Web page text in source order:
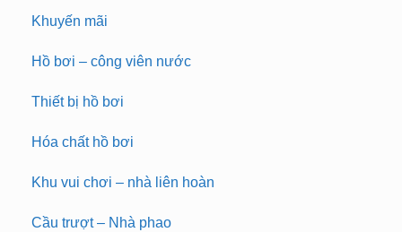
Khuyến mãi
Hồ bơi – công viên nước
Thiết bị hồ bơi
Hóa chất hồ bơi
Khu vui chơi – nhà liên hoàn
Cầu trượt – Nhà phao